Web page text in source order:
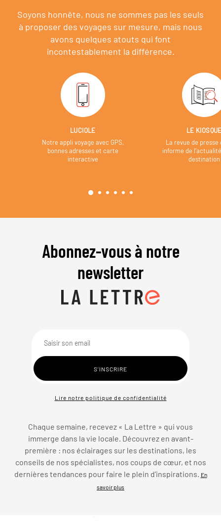
Soyons honnête, nous ne sommes pas les seuls
à proposer des voyages sur mesure, mais nous
avons quelques atouts qui font
incontestablement la différence.
LUCIOLE
Notre appli voyage avec GPS,
bonnes adresses et carte
interactive
LE
La revue de presse
informe de
destination
Abonnez-vous à notre
newsletter
Lire notre politique de confidentialité
Chaque semaine, recevez « La Lettre » qui vous
immerge dans la vie locale. Découvrez en avant-
première : nos éclairages sur les destinations, les
conseils de nos spécialistes, nos coups de cœur, et nos
dernières tendances pour faire le plein d’inspirations. En
savoir plus